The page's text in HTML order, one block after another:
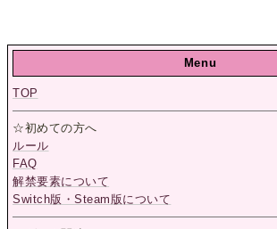
Menu
TOP
☆初めての方へ
ルール
FAQ
解禁要素について
Switch版・Steam版について